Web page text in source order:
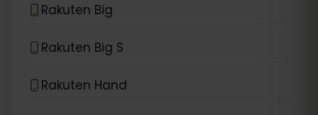
Rakuten Big
Rakuten Big S
Rakuten Hand